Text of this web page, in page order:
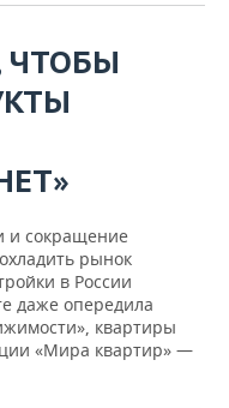
ЧТОБЫ
и сокращение
рынок
в России
даже опередила
квартиры
«Мира квартир» —